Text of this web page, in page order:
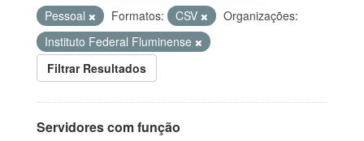
Pessoal
Formatos: CSV
Organizações:
Instituto Federal Fluminense
Filtrar Resultados
Servidores com função